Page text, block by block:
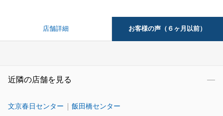
店舗詳細 お客様の声（６ヶ月以前）
近隣の店舗を見る
文京春日センター 飯田橋センター